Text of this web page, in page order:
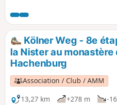
Kölner Weg - 8e
la Nister au
Hachenburg
Association / Club / AMM
13,27 km
+278 m -